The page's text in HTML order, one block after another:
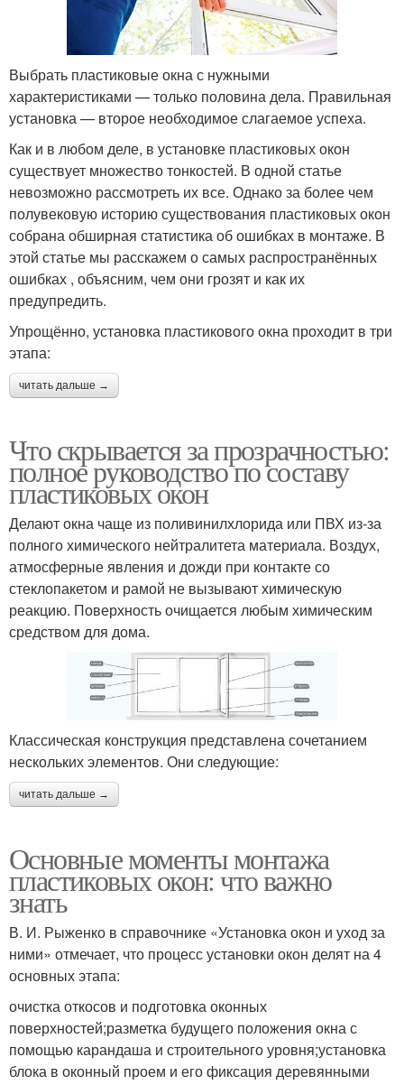
Выбрать пластиковые окна с нужными
характеристиками — только половина дела. Правильная
установка — второе необходимое слагаемое успеха.
Как и в любом деле, в установке пластиковых окон
существует множество тонкостей. В одной статье
невозможно рассмотреть их все. Однако за более чем
полувековую историю существования пластиковых окон
собрана обширная статистика об ошибках в монтаже. В
этой статье мы расскажем о самых распространённых
ошибках , объясним, чем они грозят и как их
предупредить.
Упрощённо, установка пластикового окна проходит в три
этапа:
читать дальше →
Что скрывается за прозрачностью:
полное руководство по составу
пластиковых окон
Делают окна чаще из поливинилхлорида или ПВХ из-за
полного химического нейтралитета материала. Воздух,
атмосферные явления и дожди при контакте со
стеклопакетом и рамой не вызывают химическую
реакцию. Поверхность очищается любым химическим
средством для дома.
Классическая конструкция представлена сочетанием
нескольких элементов. Они следующие:
читать дальше →
Основные моменты монтажа
пластиковых окон: что важно
знать
В. И. Рыженко в справочнике «Установка окон и уход за
ними» отмечает, что процесс установки окон делят на 4
основных этапа:
очистка откосов и подготовка оконных
поверхностей;разметка будущего положения окна с
помощью карандаша и строительного уровня;установка
блока в оконный проем и его фиксация деревянными